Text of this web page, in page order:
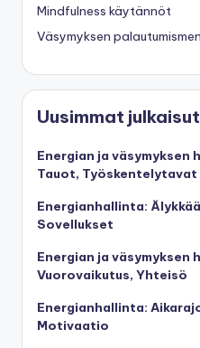
Mindfulness käytännöt
Väsymyksen
Uusimmat julkaisut
Energian ja
Tauot, Työskentelytavat
Energianhallinta:
Sovellukset
Energian ja väsymyksen
Vuorovaikutus, Yhteisö
Energianhallinta:
Motivaatio